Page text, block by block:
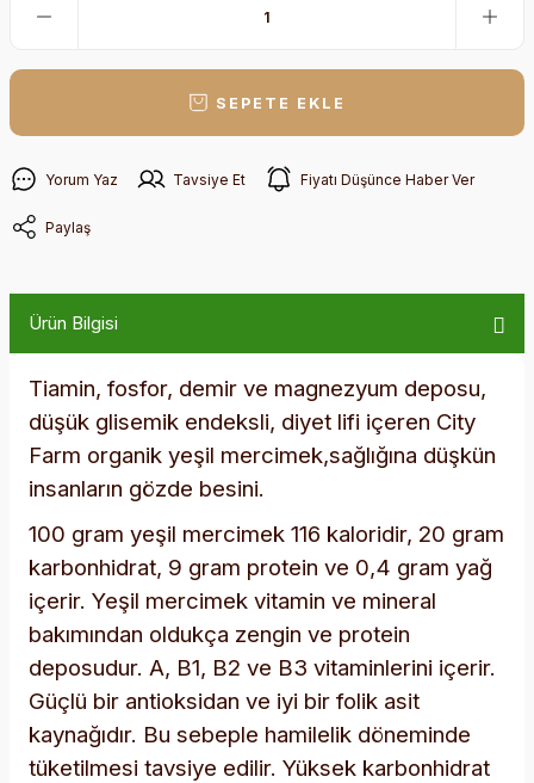
SEPETE EKLE
Yorum Yaz Tavsiye Et Fiyatı Düşünce Haber Ver
Paylaş
Ürün Bilgisi
Tiamin, fosfor, demir ve magnezyum deposu,
düşük glisemik endeksli, diyet lifi içeren City
Farm organik yeşil mercimek,sağlığına düşkün
insanların gözde besini.
100 gram yeşil mercimek 116 kaloridir, 20 gram
karbonhidrat, 9 gram protein ve 0,4 gram yağ
içerir. Yeşil mercimek vitamin ve mineral
bakımından oldukça zengin ve protein
deposudur. A, B1, B2 ve B3 vitaminlerini içerir.
Güçlü bir antioksidan ve iyi bir folik asit
kaynağıdır. Bu sebeple hamilelik döneminde
tüketilmesi tavsiye edilir. Yüksek karbonhidrat